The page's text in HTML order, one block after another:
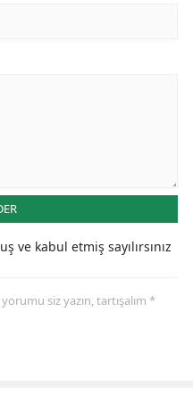
ve kabul etmiş sayılırsınız
siz yazın, tartışalım *